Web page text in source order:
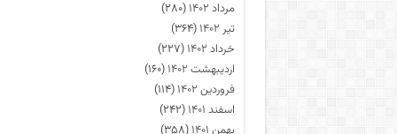
مرداد ۱۴۰۲
(۲۸۰)
تیر ۱۴۰۲
(۳۶۴)
خرداد ۱۴۰۲
(۲۲۷)
اردیبهشت ۱۴۰۲
(۱۶۰)
فروردین ۱۴۰۲
(۱۱۴)
اسفند ۱۴۰۱
(۲۴۲)
بهمن ۱۴۰۱
(۳۵۸)